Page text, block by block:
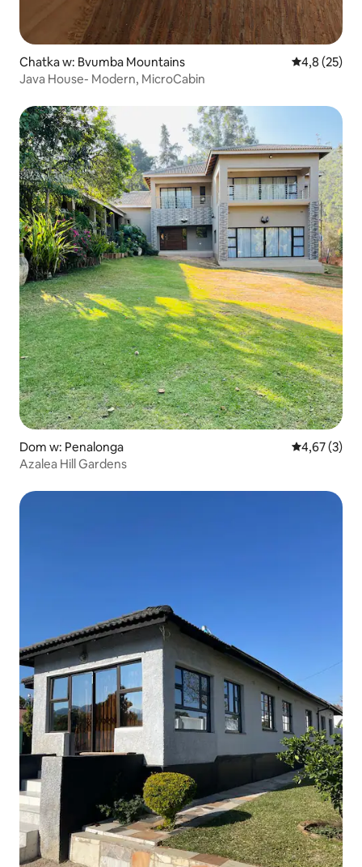
Chatka w: Bvumba Mountains Średnia
4,8 (25)
Java House- Modern, MicroCabin
Dom w: Penalonga Średnia
4,67 (3)
Azalea Hill Gardens